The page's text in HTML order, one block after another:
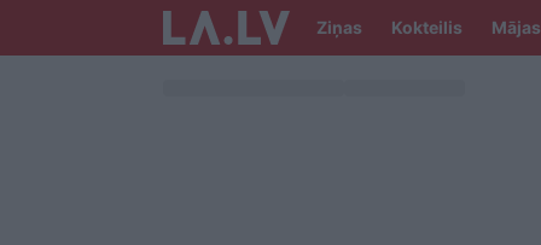
Ziņas Kokteilis Mājas